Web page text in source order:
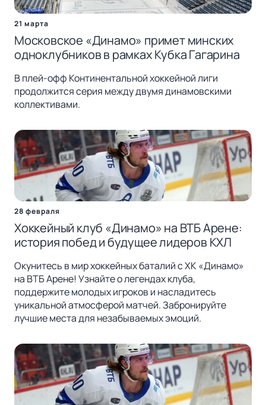
21 марта
Московское «Динамо» примет минских
одноклубников в рамках Кубка Гагарина
В плей-офф Континентальной хоккейной лиги
продолжится серия между двумя динамовскими
коллективами.
28 февраля
Хоккейный клуб «Динамо» на ВТБ Арене:
история побед и будущее лидеров КХЛ
Окунитесь в мир хоккейных баталий с ХК «Динамо»
на ВТБ Арене! Узнайте о легендах клуба,
поддержите молодых игроков и насладитесь
уникальной атмосферой матчей. Забронируйте
лучшие места для незабываемых эмоций.